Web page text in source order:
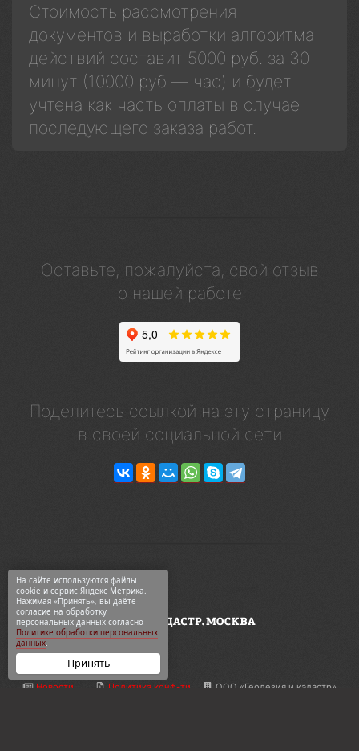
Стоимость рассмотрения
документов и выработки алгоритма
действий составит 5000 руб. за 30
минут (10000 руб — час) и будет
учтена как часть оплаты в случае
последующего заказа работ.
Оставьте, пожалуйста, свой отзыв
о нашей работе
Поделитесь ссылкой на эту страницу
в своей социальной сети
Новости
Политика конф-ти
ООО «Геодезия и кадастр»
На сайте используются файлы
cookie и сервис Яндекс Метрика.
Нажимая «Принять», вы даёте
согласие на обработку
персональных данных согласно
Политике обработки персональных
данных.
Принять